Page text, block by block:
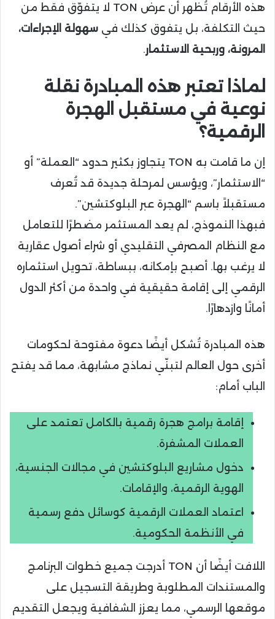
هذه الأرقام تُظهر أن عرض TON لا يتفوّق فقط من
حيث التكلفة، بل يتفوق كذلك في سهولة الإجراءات،
المرونة، وربحية الاستثمار.
لماذا تعتبر هذه المبادرة نقلة
نوعية في مستقبل الهجرة
الرقمية؟
إن ما قامت به TON يتجاوز بكثير حدود “العملة” أو
“الاستثمار”، ويؤسس لمرحلة جديدة قد تُعرف
مستقبلاً باسم “الهجرة عبر البلوكتشين”.
فبهذا النموذج، لم يعد المستثمر مضطرًا للتعامل
مع النظام المصرفي التقليدي أو شراء أصول عقارية
لا يرغب بها. أصبح بإمكانه، ببساطة، تحويل استثماره
الرقمي إلى إقامة حقيقية في واحدة من أكثر الدول
أمانًا وازدهارًا.
هذه المبادرة تُشكل أيضًا دعوة مفتوحة لحكومات
أخرى حول العالم لتبنّي نماذج مشابهة، مما قد يفتح
الباب أمام:
إقامة برامج هجرة رقمية بالكامل تعتمد على
العملات المشفرة.
دخول مشاريع البلوكتشين في مجالات الجنسية،
الهوية الرقمية، والإقامات.
اعتماد العملات الرقمية كوسائل دفع رسمية
في الأنظمة الحكومية.
اللافت أيضًا أن TON أدرجت جميع خطوات البرنامج
والمستندات المطلوبة وطريقة التسجيل على
موقعها الرسمي، مما يعزز الشفافية ويجعل التقديم